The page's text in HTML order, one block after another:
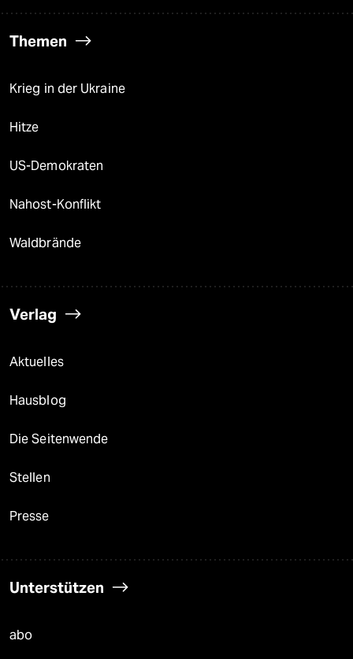
Themen
Krieg in der Ukraine
Hitze
US-Demokraten
Nahost-Konflikt
Waldbrände
Verlag
Aktuelles
Hausblog
Die Seitenwende
Stellen
Presse
Unterstützen
abo